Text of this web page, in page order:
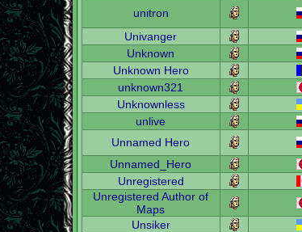
unitron
Univanger
Unknown
Unknown Hero
unknown321
Unknownless
unlive
Unnamed Hero
Unnamed_Hero
Unregistered
Unregistered Author of
Maps
Unsiker